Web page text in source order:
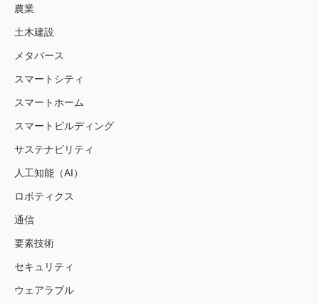
農業
土木建設
メタバース
スマートシティ
スマートホーム
スマートビルディング
サステナビリティ
人工知能（AI）
ロボティクス
通信
要素技術
セキュリティ
ウェアラブル